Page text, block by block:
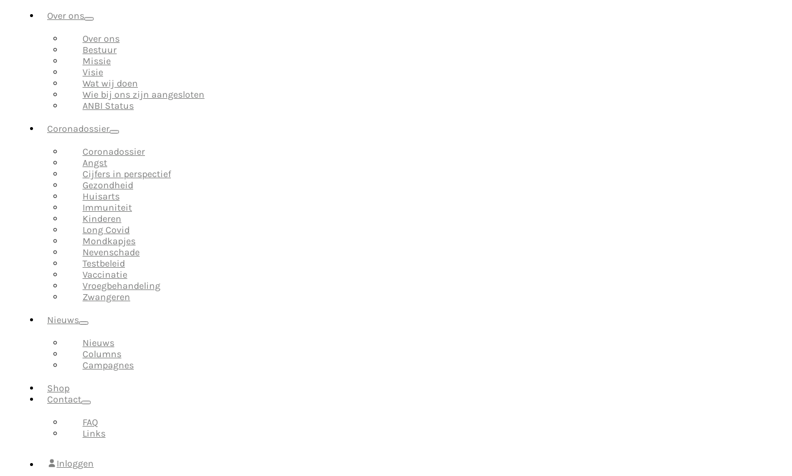
Over ons
Over ons
Bestuur
Missie
Visie
Wat wij doen
Wie bij ons zijn aangesloten
ANBI Status
Coronadossier
Coronadossier
Angst
Cijfers in perspectief
Gezondheid
Huisarts
Immuniteit
Kinderen
Long Covid
Mondkapjes
Nevenschade
Testbeleid
Vaccinatie
Vroegbehandeling
Zwangeren
Nieuws
Nieuws
Columns
Campagnes
Shop
Contact
FAQ
Links
Inloggen